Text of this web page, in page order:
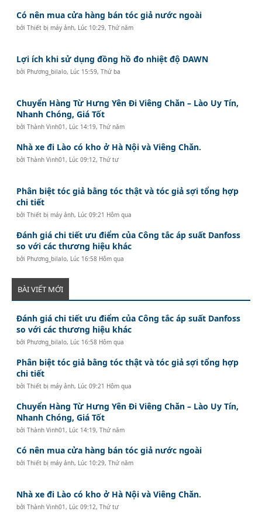
Có nên mua cửa hàng bán tóc giả nước ngoài
bởiThiết bị máy ảnh, Lúc 10:29, Thứ năm
Lợi ích khi sử dụng đồng hồ đo nhiệt độ DAWN
bởi Phương_bilalo, Lúc 15:59, Thứ ba
Chuyển Hàng Từ Hưng Yên Đi Viêng Chăn – Lào Uy Tín,
Nhanh Chóng, Giá Tốt
bởiThành Vinh01, Lúc 14:19, Thứ năm
Nhà xe đi Lào có kho ở Hà Nội và Viêng Chăn.
bởiThành Vinh01, Lúc 09:12, Thứ tư
Phân biệt tóc giả bằng tóc thật và tóc giả sợi tổng hợp
chi tiết
bởiThiết bị máy ảnh, Lúc 09:21 Hôm qua
Đánh giá chi tiết ưu điểm của Công tắc áp suất Danfoss
so với các thương hiệu khác
bởi Phương_bilalo, Lúc 16:58 Hôm qua
BÀI VIẾT MỚI
Đánh giá chi tiết ưu điểm của Công tắc áp suất Danfoss
so với các thương hiệu khác
bởi Phương_bilalo, Lúc 16:58 Hôm qua
Phân biệt tóc giả bằng tóc thật và tóc giả sợi tổng hợp
chi tiết
bởiThiết bị máy ảnh, Lúc 09:21 Hôm qua
Chuyển Hàng Từ Hưng Yên Đi Viêng Chăn – Lào Uy Tín,
Nhanh Chóng, Giá Tốt
bởiThành Vinh01, Lúc 14:19, Thứ năm
Có nên mua cửa hàng bán tóc giả nước ngoài
bởiThiết bị máy ảnh, Lúc 10:29, Thứ năm
Nhà xe đi Lào có kho ở Hà Nội và Viêng Chăn.
bởiThành Vinh01, Lúc 09:12, Thứ tư